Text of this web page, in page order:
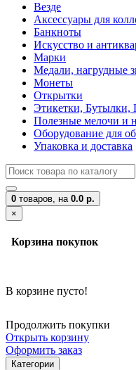
Везде
Аксессуары для
Банкноты
Искусство и
Марки
Медали, нагрудные
Монеты
Открытки
Этикетки, Бутылки,
Полезные мелочи и
Оборудование для
Упаковка и доставка
0 товаров, на 0.0 р.
×
Корзина покупок
В корзине пусто!
Продолжить покупки
Открыть корзину
Оформить заказ
Категории